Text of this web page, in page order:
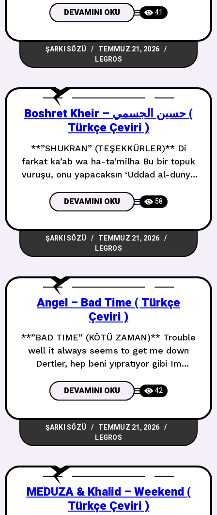
şey yapmadın Con tanta chapa pa
hacerle ran-quincán-quincán Bu kadar
gösterişle ran-kuinkán-kuinkán
yapacakken ¿Y qué fue, no hiciste na Ne
oldu, hiçbir şey yapmadın Con tanta
Bu
DEVAMINI OKU 41
ŞARKI SÖZÜ
TEMMUZ 21, 2026
LEGROS
Boshret Kheir – حسين الجسمي (
Türkçe Çeviri )
**”SHUKRAN” (TEŞEKKÜRLER)** Di
farkat ka’ab wa ha-ta’milha Bu bir topuk
vuruşu, onu yapacaksın ‘Uddad al-dunya
Wa khud ba’a ‘ahd (ta’dilha) sakatit kthir
Bir söz al (düzelt onu) çok sustun Khadit
eh Misr bi-sukutak Mısır sustuğunla ne
kazandı Ma tastakhsarash fiha sutak
Sesini esirgeme Bitktub bukra bi-
DEVAMINI OKU 58
ŞARKI SÖZÜ
TEMMUZ 21, 2026
LEGROS
Angel – Bad Time ( Türkçe
Çeviri )
**”BAD TIME” (KÖTÜ ZAMAN)** Trouble
well it always seems to get me down
Dertler, hep beni yıpratıyor gibi Im
around İşlerin düzeleceğinden şüpheliyim
I gotta find a way to change my life
Hayatımı değiştirmenin bir yolunu
bulmalıyım Never have I ever been lucky
Hiç şanslı olmadım My back
DEVAMINI OKU 42
ŞARKI SÖZÜ
TEMMUZ 21, 2026
LEGROS
MEDUZA & Khalid – Weekend (
Türkçe Çeviri )